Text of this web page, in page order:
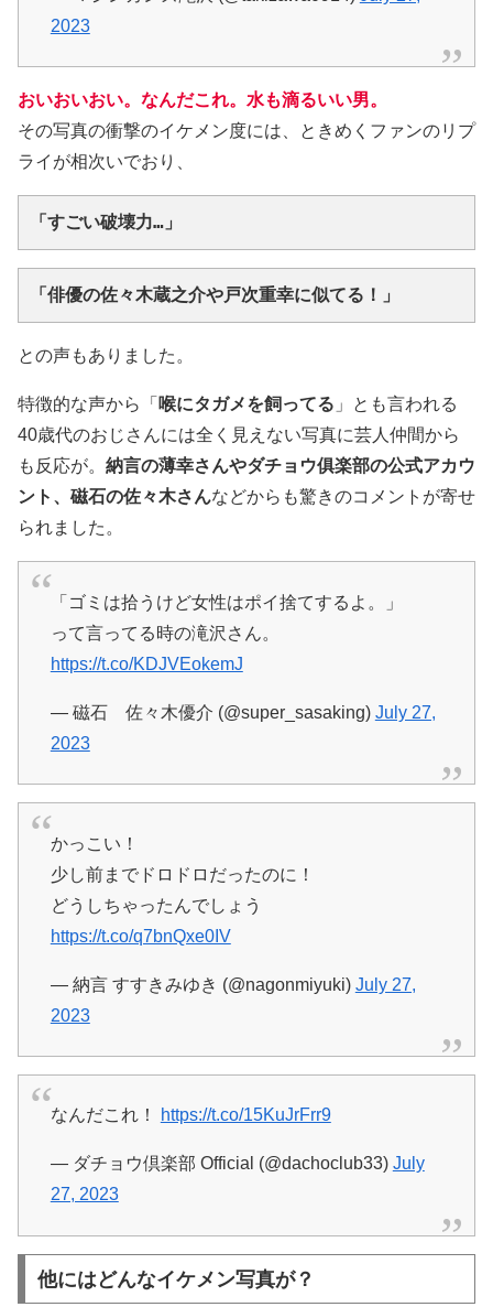
2023
おいおいおい。なんだこれ。水も滴るいい男。
その写真の衝撃のイケメン度には、ときめくファンのリプ
ライが相次いでおり、
「すごい破壊力…」
「俳優の佐々木蔵之介や戸次重幸に似てる！」
との声もありました。
特徴的な声から「 喉にタガメを飼ってる 」とも言われる
40歳代のおじさんには全く見えない写真に芸人仲間から
も反応が。 納言の薄幸さんやダチョウ俱楽部の公式アカウ
ント、磁石の佐々木さんなどからも驚きのコメントが寄せ
られました。
「ゴミは拾うけど女性はポイ捨てするよ。」
って言ってる時の滝沢さん。
https://t.co/KDJVEokemJ
— 磁石 佐々木優介 (@super_sasaking) July 27,
2023
かっこい！
少し前までドロドロだったのに！
どうしちゃったんでしょう
https://t.co/q7bnQxe0IV
— 納言 すすきみゆき (@nagonmiyuki) July 27,
2023
なんだこれ！ https://t.co/15KuJrFrr9
— ダチョウ倶楽部 Official (@dachoclub33) July
27, 2023
他にはどんなイケメン写真が？